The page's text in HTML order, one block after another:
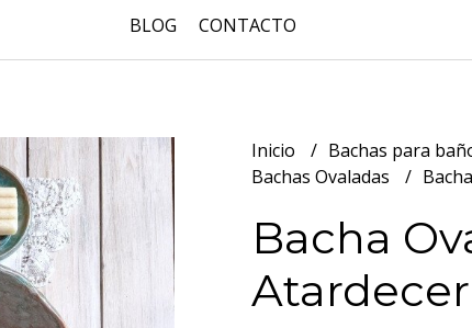
BLOG CONTACTO
Inicio Bachas para
Bachas Ovaladas
Bacha
Atardecer